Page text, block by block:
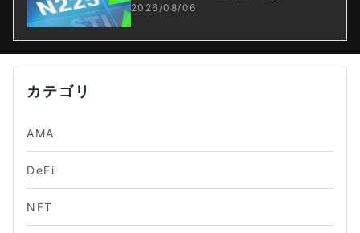
収懸念が再燃
2026/08/06
カテゴリ
AMA
DeFi
NFT